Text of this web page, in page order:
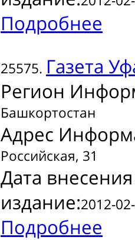
Подробнее
25575. Газета
Регион
Башкортостан
Адрес
Российская, 31
Дата
издание:2012-
Подробнее